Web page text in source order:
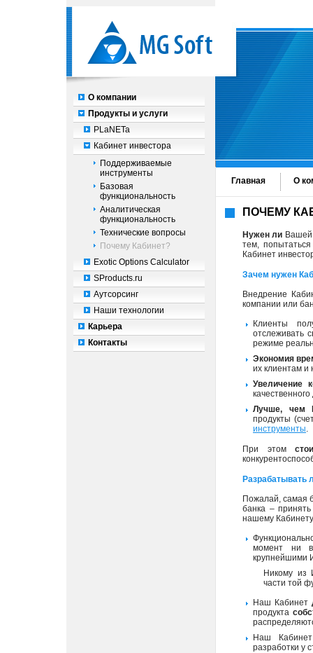
О компании
Продукты и услуги
PLaNETa
Кабинет инвестора
Поддерживаемые
инструменты
Базовая
функциональность
Аналитическая
функциональность
Технические вопросы
Почему Кабинет?
Exotic Options Calculator
SProducts.ru
Аутсорсинг
Наши технологии
Карьера
Контакты
Главная О
ПОЧЕМУ
Нужен ли Вашей
тем,
Кабинет
Зачем нужен
Внедрение
компании или
Клиенты
отслеживать
режиме
Экономия
их клиентам и
Увеличение
Лучше, чем
продукты
инструменты.
При этом
Разрабатывать
Пожалай, самая
банка –
нашему
момент ни в
крупнейшими
Никому из
части той
Наш Кабинет
продукта
Наш
разработки у